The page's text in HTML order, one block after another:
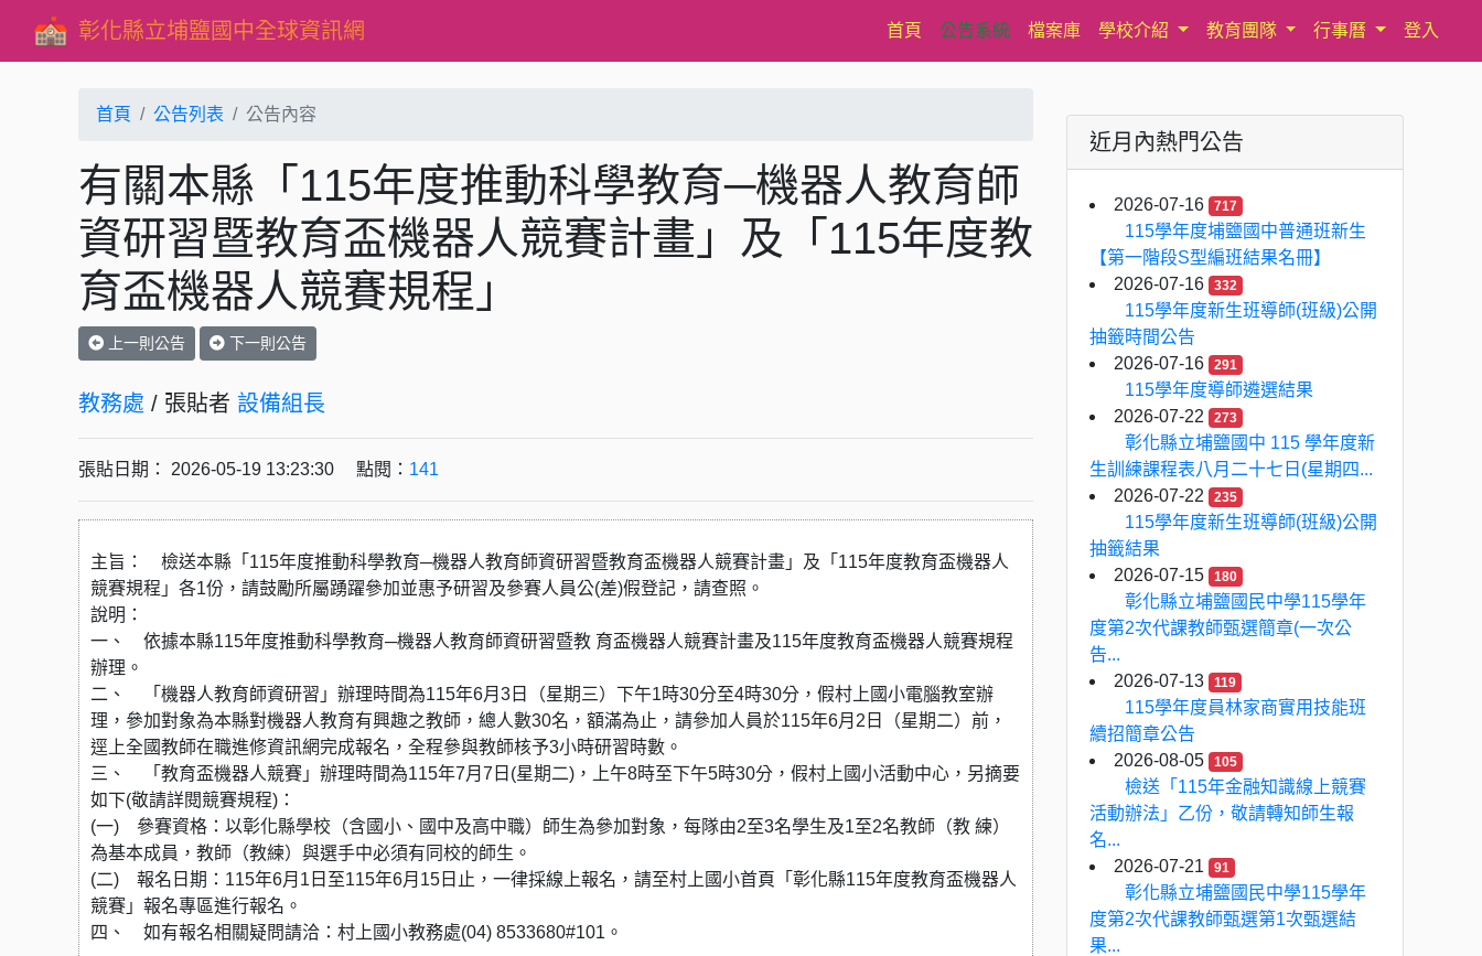
彰化縣立埔鹽國中全球資訊網 首頁(current)
公告系統 檔案庫 學校介紹 教育團隊 行事曆 登入
首頁 公告列表 公告內容
有關本縣「115年度推動科學教育─機器人教育師
資研習暨教育盃機器人競賽計畫」及「115年度教
育盃機器人競賽規程」
上一則公告 下一則公告
教務處 / 張貼者 設備組長
張貼日期： 2026-05-19 13:23:30 點閱： 141
主旨： 檢送本縣「115年度推動科學教育─機器人教育師資研習暨教育盃機器人競賽計畫」及「115年度教育盃機器人
競賽規程」各1份，請鼓勵所屬踴躍參加並惠予研習及參賽人員公(差)假登記，請查照。
說明：
一、 依據本縣115年度推動科學教育─機器人教育師資研習暨教 育盃機器人競賽計畫及115年度教育盃機器人競賽規程
辦理。
二、 「機器人教育師資研習」辦理時間為115年6月3日（星期三）下午1時30分至4時30分，假村上國小電腦教室辦
理，參加對象為本縣對機器人教育有興趣之教師，總人數30名，額滿為止，請參加人員於115年6月2日（星期二）前，
逕上全國教師在職進修資訊網完成報名，全程參與教師核予3小時研習時數。
三、 「教育盃機器人競賽」辦理時間為115年7月7日(星期二)，上午8時至下午5時30分，假村上國小活動中心，另摘要
如下(敬請詳閱競賽規程)：
(一) 參賽資格：以彰化縣學校（含國小、國中及高中職）師生為參加對象，每隊由2至3名學生及1至2名教師（教 練）
為基本成員，教師（教練）與選手中必須有同校的師生。
(二) 報名日期：115年6月1日至115年6月15日止，一律採線上報名，請至村上國小首頁「彰化縣115年度教育盃機器人
競賽」報名專區進行報名。
四、 如有報名相關疑問請洽：村上國小教務處(04) 8533680#101。
近月內熱門公告
2026-07-16 717
115學年度埔鹽國中普通班新生
【第一階段S型編班結果名冊】
2026-07-16
332
115學年度新生班導師(班級)公開
抽籤時間公告
2026-07-16
291
115學年度導師遴選結果
2026-07-22
273
彰化縣立埔鹽國中 115 學年度新
生訓練課程表八月二十七日(星期四...
2026-07-22
235
115學年度新生班導師(班級)公開
抽籤結果
2026-07-15
180
彰化縣立埔鹽國民中學115學年
度第2次代課教師甄選簡章(一次公
告...
2026-07-13
119
115學年度員林家商實用技能班
續招簡章公告
2026-08-05
105
檢送「115年金融知識線上競賽
活動辦法」乙份，敬請轉知師生報
名...
2026-07-21
91
彰化縣立埔鹽國民中學115學年
度第2次代課教師甄選第1次甄選結
果...